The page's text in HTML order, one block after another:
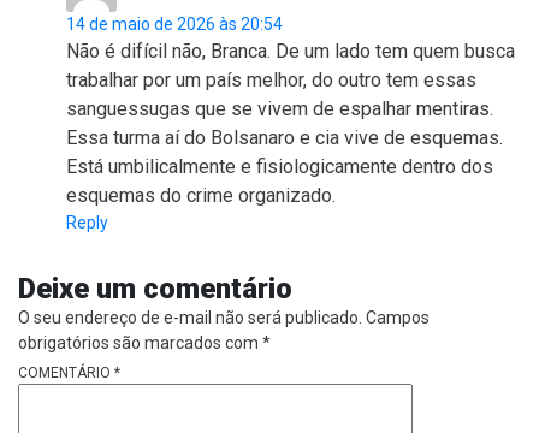
14 de maio de 2026 às 20:54
Não é difícil não, Branca. De um lado tem quem busca
trabalhar por um país melhor, do outro tem essas
sanguessugas que se vivem de espalhar mentiras.
Essa turma aí do Bolsanaro e cia vive de esquemas.
Está umbilicalmente e fisiologicamente dentro dos
esquemas do crime organizado.
Reply
Deixe um comentário
O seu endereço de e-mail não será publicado. Campos
obrigatórios são marcados com *
COMENTÁRIO *